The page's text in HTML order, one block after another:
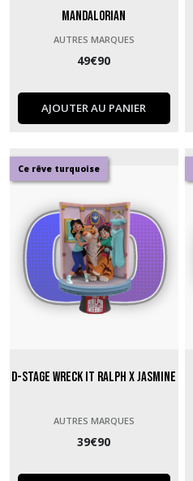
Mandalorian
AUTRES MARQUES
49€90
AJOUTER AU PANIER
Ce rêve turquoise
D-Stage Wreck it Ralph X Jasmine
AUTRES MARQUES
39€90